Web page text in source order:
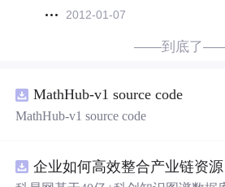
2012-01-07
——到底了
MathHub-v1 source code
MathHub-v1 source code